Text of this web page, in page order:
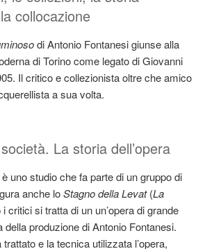
collocazione
di Antonio Fontanesi giunse alla
di Torino come legato di Giovanni
Il critico e collezionista oltre che amico
a sua volta.
La storia dell’opera
è uno studio che fa parte di un gruppo di
anche loStagno della Levat(La
critici si tratta di un un’opera di grande
della produzione di Antonio Fontanesi.
e la tecnica utilizzata l’opera,